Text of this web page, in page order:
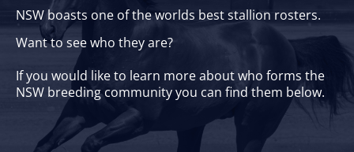
NSW boasts one of the worlds best stallion rosters.
Want to see who they are?
If you would like to learn more about who forms the
NSW breeding community you can find them below.